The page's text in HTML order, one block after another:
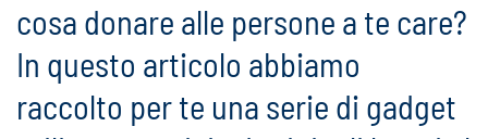
cosa donare alle persone a te care?
In questo articolo abbiamo
raccolto per te una serie di gadget